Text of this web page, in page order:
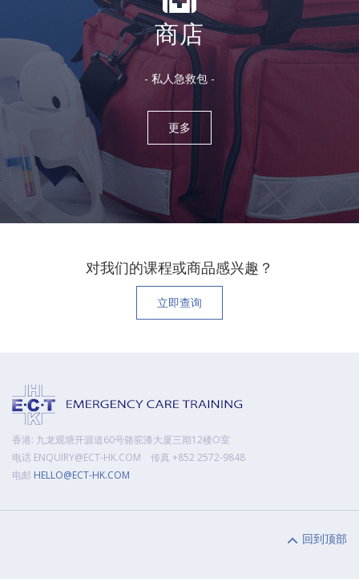
商店
- 私人急救包 -
更多
对我们的课程或商品感兴趣？
立即查询
香港: 九龙观塘开源道60号骆驼漆大厦三期12楼O室
电话 ENQUIRY@ECT-HK.COM 传真 +852 2572-9848
电邮 HELLO@ECT-HK.COM
回到顶部